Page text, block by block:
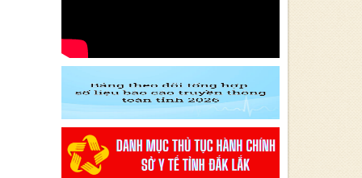
2024 - Lĩnh vực Y tế
Văn bản 24/KH-SYT về việc thực hiện
Chương trình hành động thực hiện Nghị
quyết số 01/NQ-CP ngày 05/01/2024 của
Chính phủ về nhiệm vụ, giải pháp chủ yếu
thực hiện Kế hoạch phát triển kinh tế - xã
hội và Dự toán ngân sách nhà nước năm
2024 - Lĩnh vực Y tế